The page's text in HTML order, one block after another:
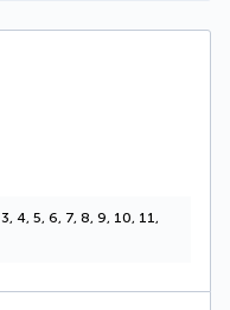
3, 4, 5, 6, 7, 8, 9, 10, 11,